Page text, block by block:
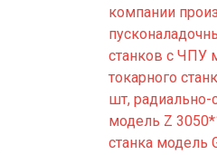
компании
станков с ЧПУ
токарного
шт, радиально-
модель Z
станка модель